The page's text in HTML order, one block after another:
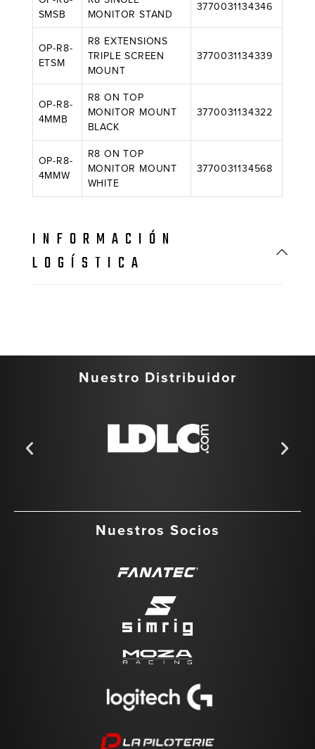
SMSB
MONITOR STAND
3770031134346
OP-R8-
ETSM
R8 EXTENSIONS
TRIPLE SCREEN
MOUNT
3770031134339
OP-R8-
4MMB
R8 ON TOP
MONITOR MOUNT
BLACK
3770031134322
OP-R8-
4MMW
R8 ON TOP
MONITOR MOUNT
WHITE
3770031134568
INFORMACIÓN
LOGÍSTICA
Nuestro Distribuidor
Nuestros Socios